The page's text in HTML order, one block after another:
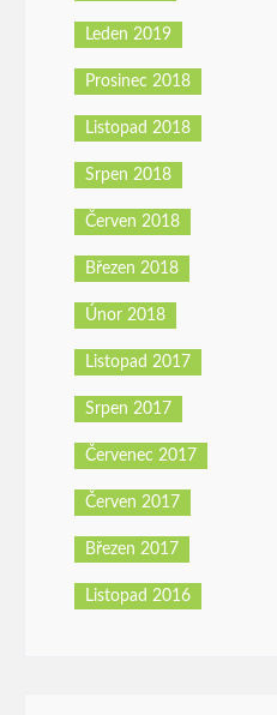
Leden 2019
Prosinec 2018
Listopad 2018
Srpen 2018
Červen 2018
Březen 2018
Únor 2018
Listopad 2017
Srpen 2017
Červenec 2017
Červen 2017
Březen 2017
Listopad 2016